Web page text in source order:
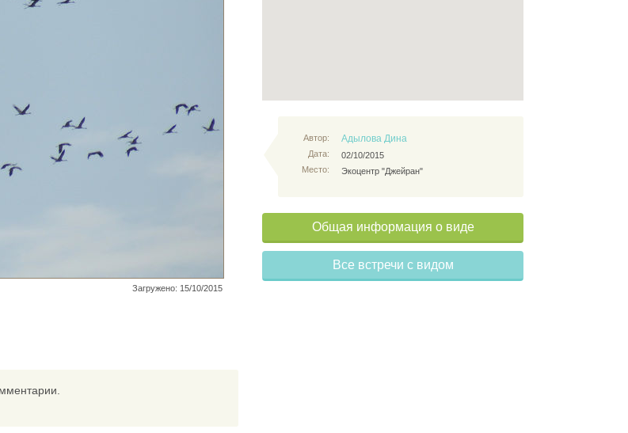
Загружено: 15/10/2015
Автор:
Дата:
Место:
Адылова Дина
02/10/2015
Экоцентр "Джейран"
Общая информация о виде
Все встречи с видом